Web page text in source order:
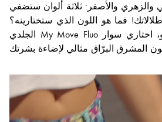
والزهري والأصفر: ثلاثة ألوان ستضفي
فما هو اللون الذي ستختارينه؟
على غرار كاساندرا كانو، اختاري سوار My Move Fluo الجلدي
المشرق البرّاق مثالي لإضاءة بشرتك